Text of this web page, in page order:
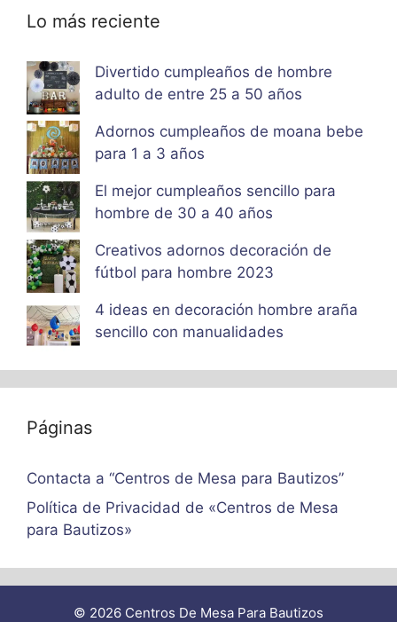
Lo más reciente
Divertido cumpleaños de hombre
adulto de entre 25 a 50 años
Adornos cumpleaños de moana bebe
para 1 a 3 años
El mejor cumpleaños sencillo para
hombre de 30 a 40 años
Creativos adornos decoración de
fútbol para hombre 2023
4 ideas en decoración hombre araña
sencillo con manualidades
Páginas
Contacta a “Centros de Mesa para Bautizos”
Política de Privacidad de «Centros de Mesa
para Bautizos»
© 2026 Centros De Mesa Para Bautizos